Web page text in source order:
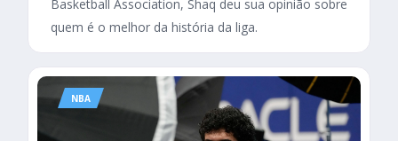
Basketball Association, Shaq deu sua opinião sobre
quem é o melhor da história da liga.
NBA